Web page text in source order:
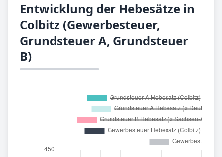
Entwicklung der Hebesätze in
Colbitz (Gewerbesteuer,
Grundsteuer A, Grundsteuer
B)